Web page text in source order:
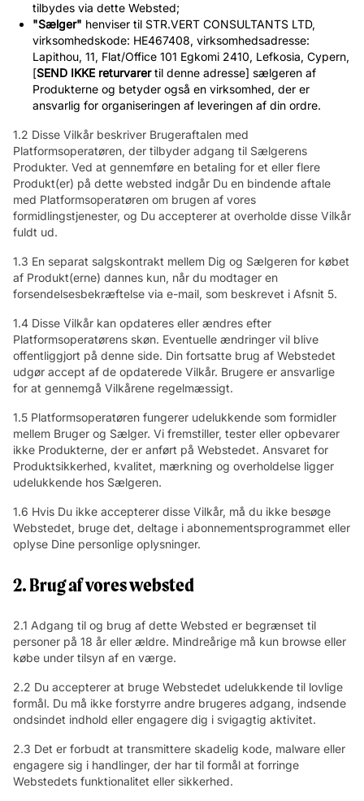
tilbydes via dette Websted;
"Sælger" henviser til STR.VERT CONSULTANTS LTD,
virksomhedskode: HE467408, virksomhedsadresse:
Lapithou, 11, Flat/Office 101 Egkomi 2410, Lefkosia, Cypern,
[SEND IKKE returvarertil denne adresse] sælgeren af
Produkterne og betyder også en virksomhed, der er
ansvarlig for organiseringen af leveringen af din ordre.
1.2 Disse Vilkår beskriver Brugeraftalen med
Platformsoperatøren, der tilbyder adgang til Sælgerens
Produkter. Ved at gennemføre en betaling for et eller flere
Produkt(er) på dette websted indgår Du en bindende aftale
med Platformsoperatøren om brugen af vores
formidlingstjenester, og Du accepterer at overholde disse Vilkår
fuldt ud.
1.3 En separat salgskontrakt mellem Dig og Sælgeren for købet
af Produkt(erne) dannes kun, når du modtager en
forsendelsesbekræftelse via e-mail, som beskrevet i Afsnit 5.
1.4 Disse Vilkår kan opdateres eller ændres efter
Platformsoperatørens skøn. Eventuelle ændringer vil blive
offentliggjort på denne side. Din fortsatte brug af Webstedet
udgør accept af de opdaterede Vilkår. Brugere er ansvarlige
for at gennemgå Vilkårene regelmæssigt.
1.5 Platformsoperatøren fungerer udelukkende som formidler
mellem Bruger og Sælger. Vi fremstiller, tester eller opbevarer
ikke Produkterne, der er anført på Webstedet. Ansvaret for
Produktsikkerhed, kvalitet, mærkning og overholdelse ligger
udelukkende hos Sælgeren.
1.6 Hvis Du ikke accepterer disse Vilkår, må du ikke besøge
Webstedet, bruge det, deltage i abonnementsprogrammet eller
oplyse Dine personlige oplysninger.
2. Brug af vores websted
2.1 Adgang til og brug af dette Websted er begrænset til
personer på 18 år eller ældre. Mindreårige må kun browse eller
købe under tilsyn af en værge.
2.2 Du accepterer at bruge Webstedet udelukkende til lovlige
formål. Du må ikke forstyrre andre brugeres adgang, indsende
ondsindet indhold eller engagere dig i svigagtig aktivitet.
2.3 Det er forbudt at transmittere skadelig kode, malware eller
engagere sig i handlinger, der har til formål at forringe
Webstedets funktionalitet eller sikkerhed.